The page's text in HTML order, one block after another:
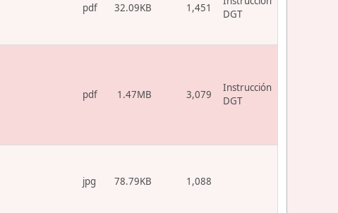
pdf 32.09KB 1,451
DGT
pdf 1.47MB 3,079
Instrucción
DGT
jpg 78.79KB 1,088